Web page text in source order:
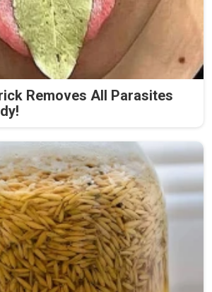
Removes All Parasites